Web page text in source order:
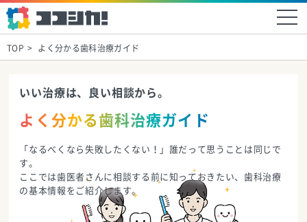
TOP よく分かる歯科治療ガイド
いい治療は、良い相談から。
よく分かる歯科治療ガイド
「なるべくなら失敗したくない！」誰だって思うことは同じで
す。
ここでは歯医者さんに相談する前に知っておきたい、歯科治療
の基本情報をご紹介します。